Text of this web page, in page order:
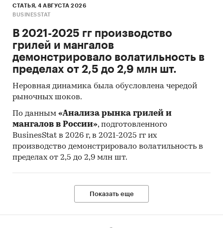
СТАТЬЯ, 4 АВГУСТА 2026
BUSINESSTAT
В 2021-2025 гг производство
грилей и мангалов
демонстрировало волатильность в
пределах от 2,5 до 2,9 млн шт.
Неровная динамика была обусловлена чередой
рыночных шоков.
По данным «Анализа рынка грилей и
мангалов в России», подготовленного
BusinesStat в 2026 г, в 2021-2025 гг их
производство демонстрировало волатильность в
пределах от 2,5 до 2,9 млн шт.
Показать еще